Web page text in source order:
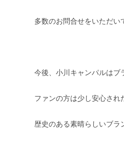
多数のお問合せをいただい
今後、小川キャンパルはブ
ファンの方は少し安心され
歴史のある素晴らしいブラ